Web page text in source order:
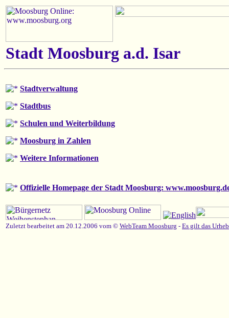
Stadt Moosburg a.d. Isar
Stadtverwaltung
Stadtbus
Schulen und Weiterbildung
Moosburg in Zahlen
Weitere Informationen
Offizielle Homepage der Stadt Moosburg:
Zuletzt bearbeitet am 20.12.2006 vom © WebTeam Moosburg - Es gilt das